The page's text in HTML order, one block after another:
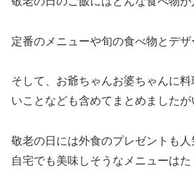
定番のメニューや旬の食べ物とデザ
そして、お爺ちゃんお婆ちゃんに
いことなども含めてまとめましたが
敬老の日には外食のプレゼントも
自宅でも美味しそうなメニューはた